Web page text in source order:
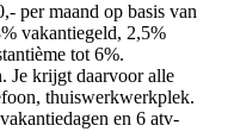
per maand op basis van
vakantiegeld, 2,5%
tot 6%.
Je krijgt daarvoor alle
thuiswerkwerkplek.
en 6 atv-